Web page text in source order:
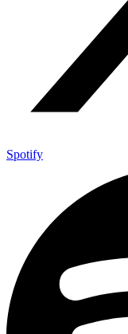
Spotify